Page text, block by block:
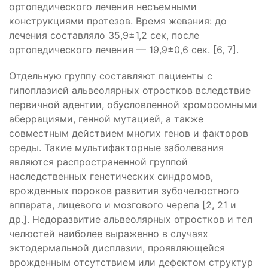
ортопедического лечения несъемными
конструкциями протезов. Время жевания: до
лечения составляло 35,9±1,2 сек, после
ортопедического лечения — 19,9±0,6 сек. [6, 7].
Отдельную группу составляют пациенты с
гипоплазией альвеолярных отростков вследствие
первичной адентии, обусловленной хромосомными
аберрациями, генной мутацией, а также
совместным действием многих генов и факторов
среды. Такие мультифакторные заболевания
являются распространенной группой
наследственных генетических синдромов,
врожденных пороков развития зубочелюстного
аппарата, лицевого и мозгового черепа [2, 21 и
др.]. Недоразвитие альвеолярных отростков и тел
челюстей наиболее выраженно в случаях
эктодермальной дисплазии, проявляющейся
врожденным отсутствием или дефектом структур